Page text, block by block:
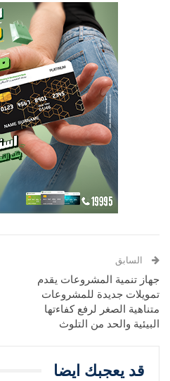
السابق
جهاز تنمية المشروعات يقدم
تمويلات جديدة للمشروعات
متناهية الصغر لرفع كفاءتها
البيئية والحد من التلوث
قد يعجبك ايضا